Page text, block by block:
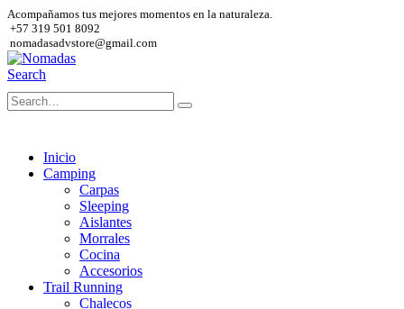
Acompañamos tus mejores momentos en la naturaleza.
+57 319 501 8092
nomadasadvstore@gmail.com
Search
Inicio
Camping
Carpas
Sleeping
Aislantes
Morrales
Cocina
Accesorios
Trail Running
Chalecos